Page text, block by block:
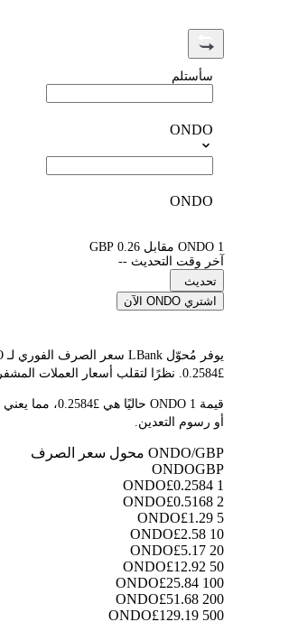
سأستلم
ONDO
ONDO
1 ONDO مقابل 0.26 GBP
آخر وقت التحديث --
تحديث
اشتري ONDO الآن
£0.2584. نظرًا لتقلب أسعار العملات المشفرة باستمرار، ننصحك بالعودة إلى هذه الصفحة قبل التداول للاطلاع على أحدث نتائج التحويل.
أو رسوم التعدين.
ONDO/GBP محول سعر الصرف
ONDOGBP
1 ONDO
£0.2584
2 ONDO
£0.5168
5 ONDO
£1.29
10 ONDO
£2.58
20 ONDO
£5.17
50 ONDO
£12.92
100 ONDO
£25.84
200 ONDO
£51.68
500 ONDO
£129.19